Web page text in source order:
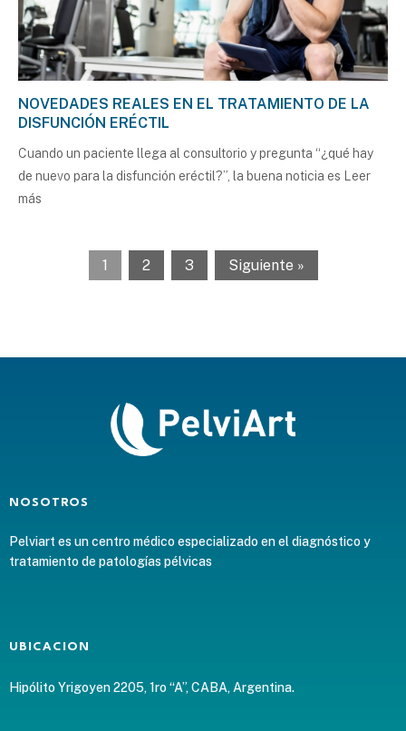
NOVEDADES REALES EN EL TRATAMIENTO DE LA
DISFUNCIÓN ERÉCTIL
Cuando un paciente llega al consultorio y pregunta “¿qué hay
de nuevo para la disfunción eréctil?”, la buena noticia es
Leer
más
1 2 3 Siguiente »
NOSOTROS
Pelviart es un centro médico especializado en el diagnóstico y
tratamiento de patologías pélvicas
UBICACION
Hipólito Yrigoyen 2205, 1ro “A”, CABA, Argentina.